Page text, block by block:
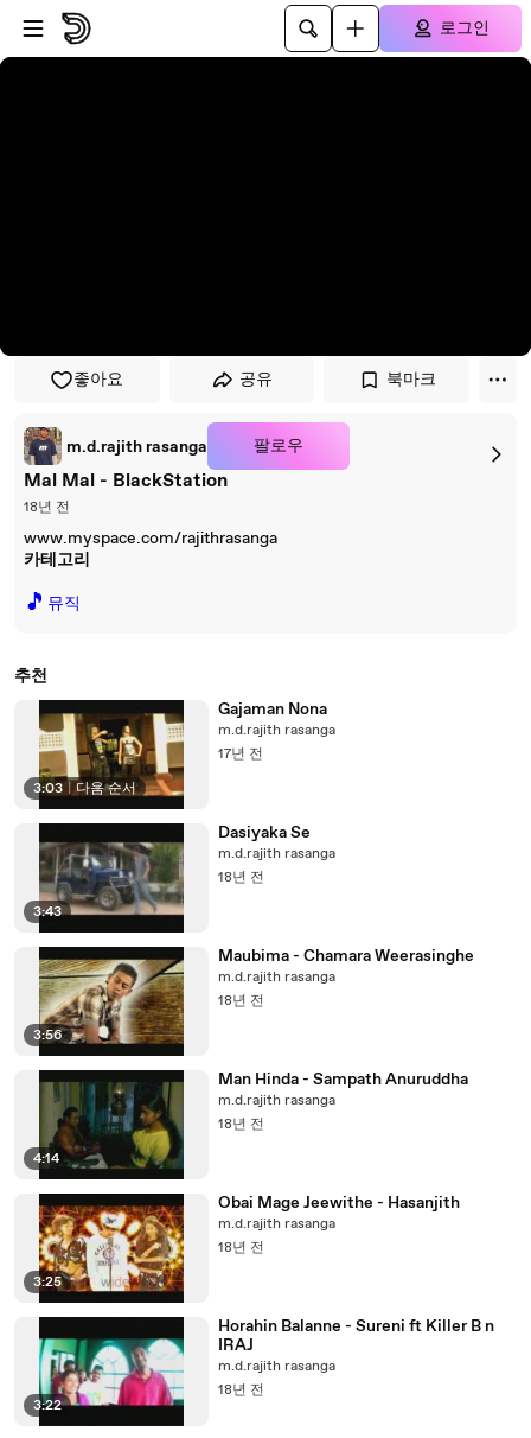
플레이어로 건너뛰기
본문으로 건너뛰기
로그인
좋아요 공유 북마크
m.d.rajith rasanga 팔로우
Mal Mal - BlackStation
18년 전
www.myspace.com/rajithrasanga
카테고리
🎵 뮤직
추천
3:03 다음 순서
Gajaman Nona
m.d.rajith rasanga
17년 전
3:43
Dasiyaka Se
m.d.rajith rasanga
18년 전
3:56
Maubima - Chamara Weerasinghe
m.d.rajith rasanga
18년 전
4:14
Man Hinda - Sampath Anuruddha
m.d.rajith rasanga
18년 전
3:25
Obai Mage Jeewithe - Hasanjith
m.d.rajith rasanga
18년 전
3:22
Horahin Balanne - Sureni ft Killer B n
IRAJ
m.d.rajith rasanga
18년 전